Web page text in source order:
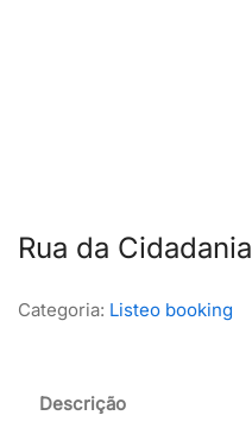
Rua da Cidadania
Categoria: Listeo booking
Descrição